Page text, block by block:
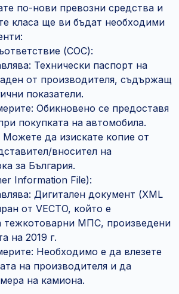
по-нови превозни средства и
класа ще ви бъдат необходими
(COC):
Технически паспорт на
от производителя, съдържащ
показатели.
Обикновено се предоставя
покупката на автомобила.
Можете да изискате копие от
вносител на
за България.
Information File):
Дигитален документ (XML
от VECTO, който е
тежкотоварни МПС, произведени
на 2019 г.
Необходимо е да влезете
на производителя и да
на камиона.